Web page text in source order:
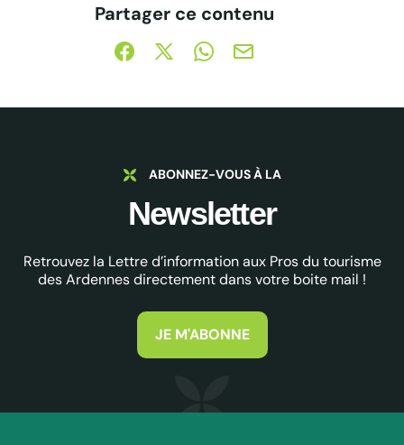
Partager ce contenu
Partager sur Facebook (nouvelle fenêtre)
Partager sur X / Twitter (nouvelle
Partager sur WhatsApp
Partager par mail
ABONNEZ-VOUS À LA
Newsletter
Retrouvez la Lettre d’information aux Pros du tourisme
des Ardennes directement dans votre boite mail !
JE M'ABONNE